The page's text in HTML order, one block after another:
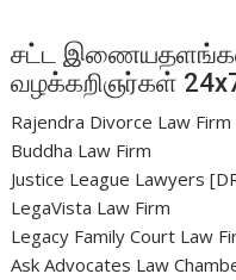
சட்ட
வழக்கறிஞர்கள்
Rajendra Divorce Law Firm
Buddha Law Firm
Justice League Lawyers
LegaVista Law Firm
Legacy Family Court Law
Ask Advocates Law